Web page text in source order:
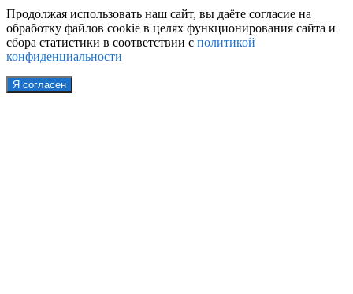
Продолжая использовать наш сайт, вы даёте согласие на
обработку файлов cookie в целях функционирования сайта и
сбора статистики в соответствии с политикой
конфиденциальности
Я согласен